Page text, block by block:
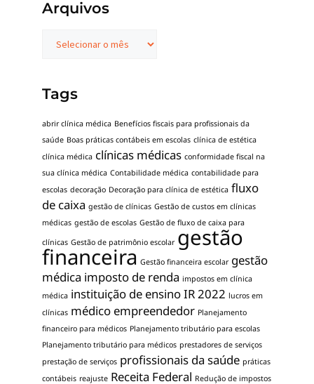
Arquivos
Tags
abrir clínica médica Benefícios fiscais para profissionais da
saúde Boas práticas contábeis em escolas clínica de estética
clínica médica clínicas médicas conformidade fiscal na
sua clínica médica Contabilidade médica contabilidade para
escolas decoração Decoração para clínica de estética fluxo
de caixa gestão de clínicas Gestão de custos em clínicas
médicas gestão de escolas Gestão de fluxo de caixa para
clínicas Gestão de patrimônio escolar gestão
financeira Gestão financeira escolar gestão
médica imposto de renda impostos em clínica
médica instituição de ensinoIR 2022 lucros em
clínicas médico empreendedor Planejamento
financeiro para médicos Planejamento tributário para escolas
Planejamento tributário para médicos prestadores de serviços
prestação de serviços profissionais da saúde práticas
contábeis reajuste Receita Federal Redução de impostos